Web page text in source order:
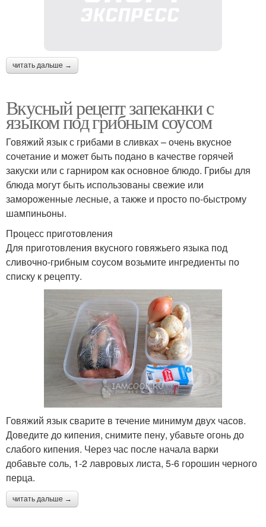
читать дальше →
Вкусный рецепт запеканки с
языком под грибным соусом
Говяжий язык с грибами в сливках – очень вкусное
сочетание и может быть подано в качестве горячей
закуски или с гарниром как основное блюдо. Грибы для
блюда могут быть использованы свежие или
замороженные лесные, а также и просто по-быстрому
шампиньоны.
Процесс приготовления
Для приготовления вкусного говяжьего языка под
сливочно-грибным соусом возьмите ингредиенты по
списку к рецепту.
Говяжий язык сварите в течение минимум двух часов.
Доведите до кипения, снимите пену, убавьте огонь до
слабого кипения. Через час после начала варки
добавьте соль, 1-2 лавровых листа, 5-6 горошин черного
перца.
читать дальше →